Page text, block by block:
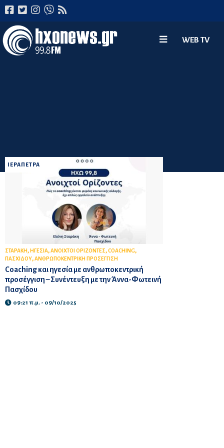
WEB TV
ΙΕΡΑΠΕΤΡΑ
ΣΤΑΡΑΚΗ, ΗΓΕΣΙΑ,ΑΝΟΙΧΤΟΙ ΟΡΙΖΟΝΤΕΣ,COACHING,
ΠΑΣΧΙΔΟΥ,ΑΝΘΡΩΠΟΚΕΝΤΡΙΚΗ ΠΡΟΣΕΓΓΙΣΗ
Coaching και ηγεσία με ανθρωποκεντρική
προσέγγιση – Συνέντευξη με την Άννα-Φωτεινή
Πασχίδου
09:21 π.μ. - 09/10/2025